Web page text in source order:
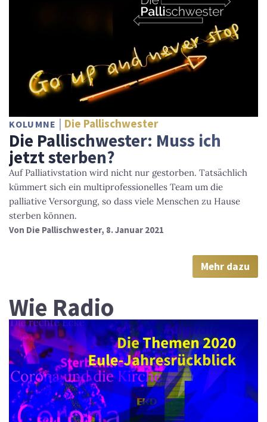
KOLUMNE Die Pallischwester
Die Pallischwester: Muss ich
jetzt sterben?
Auf Palliativstation wird nicht nur gestorben. Tatsächlich
kümmert sich ein multiprofessionelles Team um die
palliative Versorgung, so dass viele Menschen zu Hause
sterben können.
Von Die Pallischwester, 8. Januar 2021
Mehr dazu
Wie Radio